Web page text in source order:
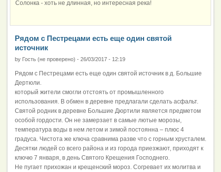
Солонка - хоть не длинная, но интересная река!
Рядом с Пестрецами есть еще один святой
источник
by Гость (не проверено) - 26/03/2017 - 12:19
Рядом с Пестрецами есть еще один святой источник в д. Большие
Дертюли.
который жители смогли отстоять от промышленного
использования. В обмен в деревне предлагали сделать асфальт.
Святой родник в деревне Большие Дюртили является предметом
особой гордости. Он не замерзает в самые лютые морозы,
температура воды в нем летом и зимой постоянна – плюс 4
градуса. Чистота же ключа сравнима разве что с горным хрусталем.
Десятки людей со всего района и из города приезжают, приходят к
ключю 7 января, в день Святого Крещения Господнего.
Не пугает прихожан и крещенский мороз. Согревает их молитва и